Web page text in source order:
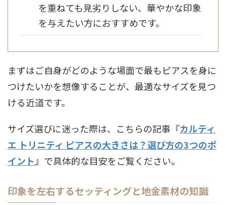
を重ねても見劣りしない、華やかな印象
を与えたい方におすすめです。
まずはご自身がどのような場面で最もピアスを身に
つけたいかを想像することが、最適なサイズを見つ
ける近道です。
サイズ選びに迷った際は、こちらの記事『カルティ
エ トリニティ ピアスの大きさは？選び方の3つのポ
イント』で具体的な目安をご覧ください。
印象を左右するセッティングと地金素材の知識